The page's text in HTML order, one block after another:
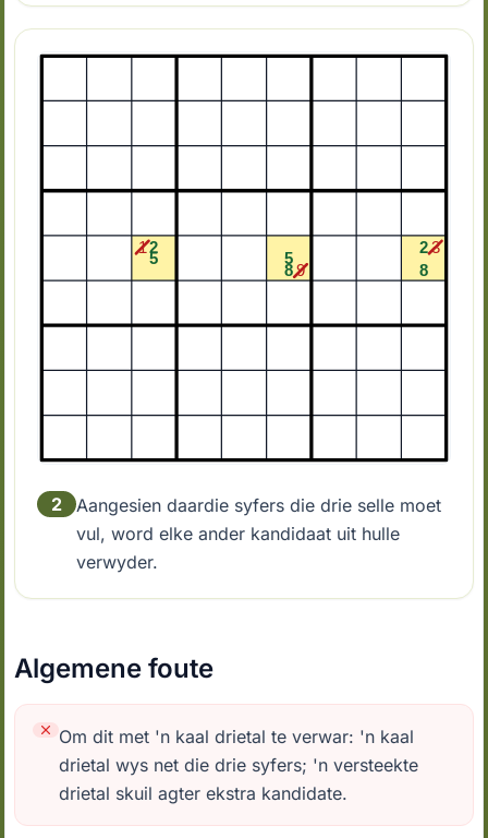
2
Aangesien daardie syfers die drie selle moet
vul, word elke ander kandidaat uit hulle
verwyder.
Algemene foute
Om dit met 'n kaal drietal te verwar: 'n kaal
drietal wys net die drie syfers; 'n versteekte
drietal skuil agter ekstra kandidate.